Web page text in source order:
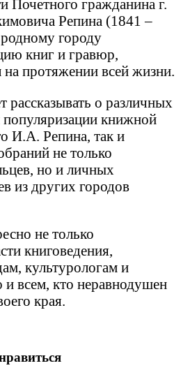
Почетного гражданина г.
Репина (1841 –
городу
книг и гравюр,
протяжении всей жизни.
о различных
популяризации книжной
И.А. Репина, так и
не только
но и личных
из других городов
не только
книговедения,
культурологам и
и всем, кто неравнодушен
края.